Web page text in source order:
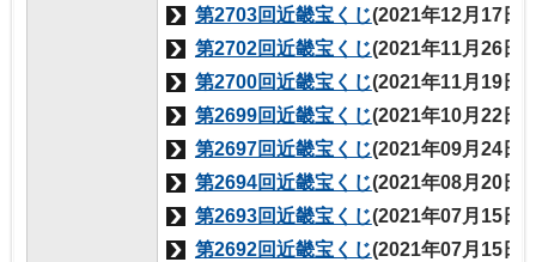
第2703回近畿宝くじ(2021年12月17日
第2702回近畿宝くじ(2021年11月26日
第2700回近畿宝くじ(2021年11月19日
第2699回近畿宝くじ(2021年10月22日
第2697回近畿宝くじ(2021年09月24日
第2694回近畿宝くじ(2021年08月20日
第2693回近畿宝くじ(2021年07月15日
第2692回近畿宝くじ(2021年07月15日